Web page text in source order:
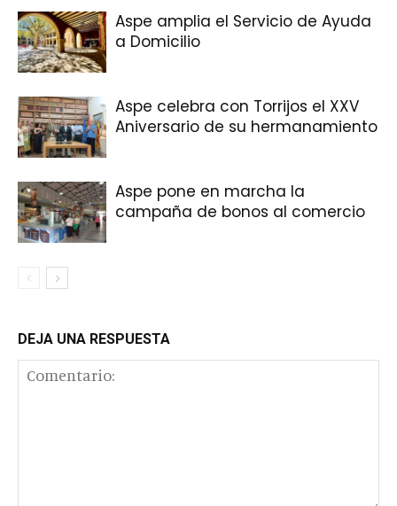
Aspe amplia el Servicio de Ayuda
a Domicilio
Aspe celebra con Torrijos el XXV
Aniversario de su hermanamiento
Aspe pone en marcha la
campaña de bonos al comercio
DEJA UNA RESPUESTA